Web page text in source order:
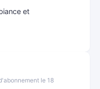
et
le 18